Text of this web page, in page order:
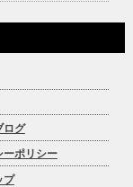
ログ
ーポリシー
プ